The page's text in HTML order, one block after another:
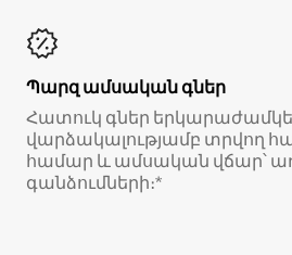
Պարզ ամսական գներ
Հատուկ գներ
վարձակալությամբ տրվող
համար և ամսական վճար՝
գանձումների։*